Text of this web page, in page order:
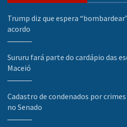
Trump diz que espera
acordo
Sururu fará parte do cardápio das
Maceió
Cadastro de condenados por
no Senado